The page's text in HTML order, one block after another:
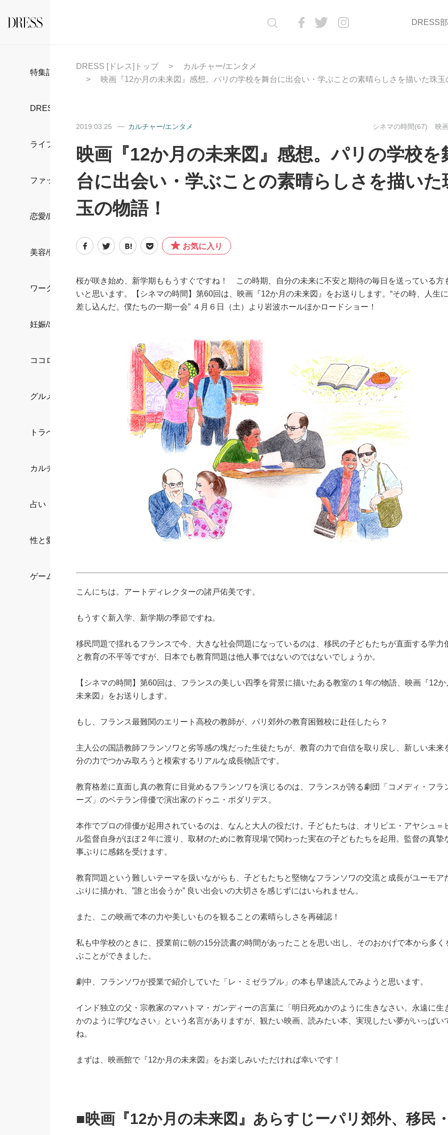
DRESS
特集記事
DRESS部活
ライフスタイル
ファッション
恋愛/結婚/離婚
美容/健康
ワークスタイル
妊娠/出産/家族
ココロ/カラダ
グルメ
トラベル
カルチャー/エンタメ
占い
性と愛
ゲーム
DRESS [ドレス]トップ
カルチャー/エンタメ
映画『12か月の未来図』感想。パリの学校を舞台に出会い・学ぶことの素晴らしさを描いた珠玉
2019.03.25 カルチャー/エンタメ シネマの時間(67) 映
映画『12か月の未来図』感想。パリの学校を
台に出会い・学ぶことの素晴らしさを描いた
玉の物語！
お気に入り
桜が咲き始め、新学期ももうすぐですね！ この時期、自分の未来に不安と期待の毎日を送っている方
いと思います。【シネマの時間】第60回は、映画『12か月の未来図』をお送りします。“その時、人生
差し込んだ。僕たちの一期一会” ４月６日（土）より岩波ホールほかロードショー！
こんにちは。アートディレクターの諸戸佑美です。
もうすぐ新入学、新学期の季節ですね。
移民問題で揺れるフランスで今、大きな社会問題になっているのは、移民の子どもたちが直面する学力
と教育の不平等ですが、日本でも教育問題は他人事ではないのではないでしょうか。
【シネマの時間】第60回は、フランスの美しい四季を背景に描いたある教室の１年の物語、映画『12か
未来図』をお送りします。
もし、フランス最難関のエリート高校の教師が、パリ郊外の教育困難校に赴任したら？
主人公の国語教師フランソワと劣等感の塊だった生徒たちが、教育の力で自信を取り戻し、新しい未来
分の力でつかみ取ろうと模索するリアルな成長物語です。
教育格差に直面し真の教育に目覚めるフランソワを演じるのは、フランスが誇る劇団「コメディ・フラ
ーズ」のベテラン俳優で演出家のドゥニ・ポダリデス。
本作でプロの俳優が起用されているのは、なんと大人の役だけ。子どもたちは、オリビエ・アヤシュ＝
ル監督自身がほぼ２年に渡り、取材のために教育現場で関わった実在の子どもたちを起用。監督の真摯
事ぶりに感銘を受けます。
教育問題という難しいテーマを扱いながらも、子どもたちと堅物なフランソワの交流と成長がユーモア
ぷりに描かれ、”誰と出会うか” 良い出会いの大切さを感じずにはいられません。
また、この映画で本の力や美しいものを観ることの素晴らしさを再確認！
私も中学校のときに、授業前に朝の15分読書の時間があったことを思い出し、そのおかげで本から多く
ぶことができました。
劇中、フランソワが授業で紹介していた「レ・ミゼラブル」の本も早速読んでみようと思います。
インド独立の父・宗教家のマハトマ・ガンディーの言葉に「明日死ぬかのように生きなさい。永遠に生
かのように学びなさい」という名言がありますが、観たい映画、読みたい本、実現したい夢がいっぱい
ね。
まずは、映画館で『12か月の未来図』をお楽しみいただければ幸いです！
■映画『12か月の未来図』あらすじーパリ郊外、移民